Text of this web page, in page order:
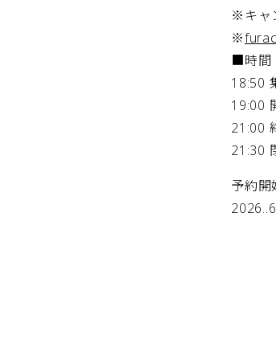
※キャ
※
■時間
18:50
19:00
21:00
21:30
予約開